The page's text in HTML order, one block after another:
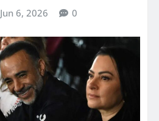
Jun 6, 2026 0